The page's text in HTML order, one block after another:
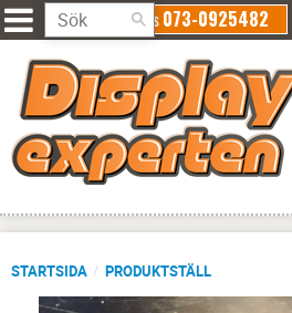
Ring oss073-0925482
STARTSIDA PRODUKTSTÄLL